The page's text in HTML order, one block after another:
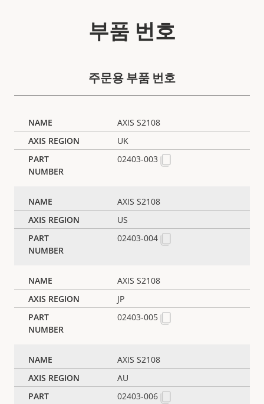
부품 번호
주문용 부품 번호
AXIS S2108
UK
02403-003
AXIS S2108
US
02403-004
AXIS S2108
JP
02403-005
AXIS S2108
AU
02403-006